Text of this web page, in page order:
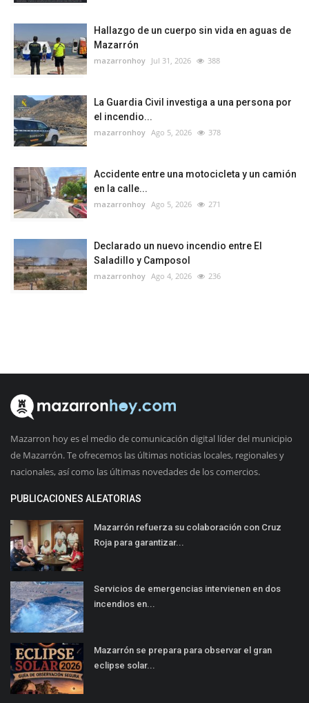
Hallazgo de un cuerpo sin vida en aguas de
Mazarrón
mazarronhoy Jul 31, 2026 388
La Guardia Civil investiga a una persona por
el incendio...
mazarronhoy Ago 5, 2026 378
Accidente entre una motocicleta y un camión
en la calle...
mazarronhoy Ago 5, 2026 271
Declarado un nuevo incendio entre El
Saladillo y Camposol
mazarronhoy Ago 4, 2026 236
Mazarron hoy es el medio de comunicación digital líder del municipio
de Mazarrón. Te ofrecemos las últimas noticias locales, regionales y
nacionales, así como las últimas novedades de los comercios.
PUBLICACIONES ALEATORIAS
Mazarrón refuerza su colaboración con Cruz
Roja para garantizar...
Servicios de emergencias intervienen en dos
incendios en...
Mazarrón se prepara para observar el gran
eclipse solar...